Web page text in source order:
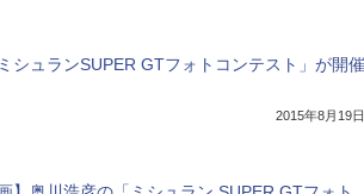
シュランSUPER GTフォトコンテスト」が開催
2015年8月19日